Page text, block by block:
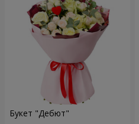
Букет "Дебют"